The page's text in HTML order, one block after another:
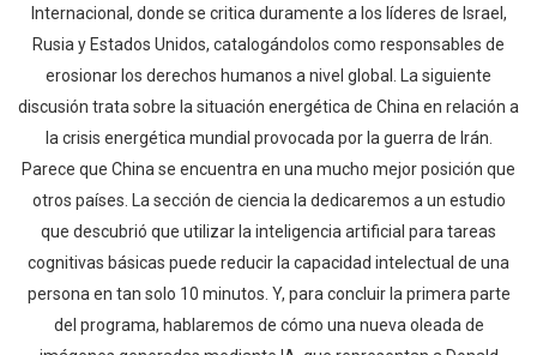
Internacional, donde se critica duramente a los líderes de Israel,
Rusia y Estados Unidos, catalogándolos como responsables de
erosionar los derechos humanos a nivel global. La siguiente
discusión trata sobre la situación energética de China en relación a
la crisis energética mundial provocada por la guerra de Irán.
Parece que China se encuentra en una mucho mejor posición que
otros países. La sección de ciencia la dedicaremos a un estudio
que descubrió que utilizar la inteligencia artificial para tareas
cognitivas básicas puede reducir la capacidad intelectual de una
persona en tan solo 10 minutos. Y, para concluir la primera parte
del programa, hablaremos de cómo una nueva oleada de